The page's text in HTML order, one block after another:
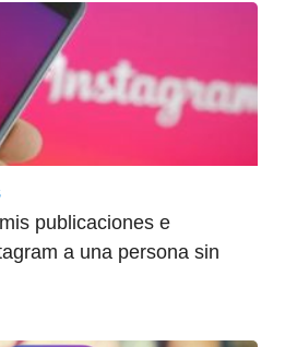
publicaciones e
a una persona sin